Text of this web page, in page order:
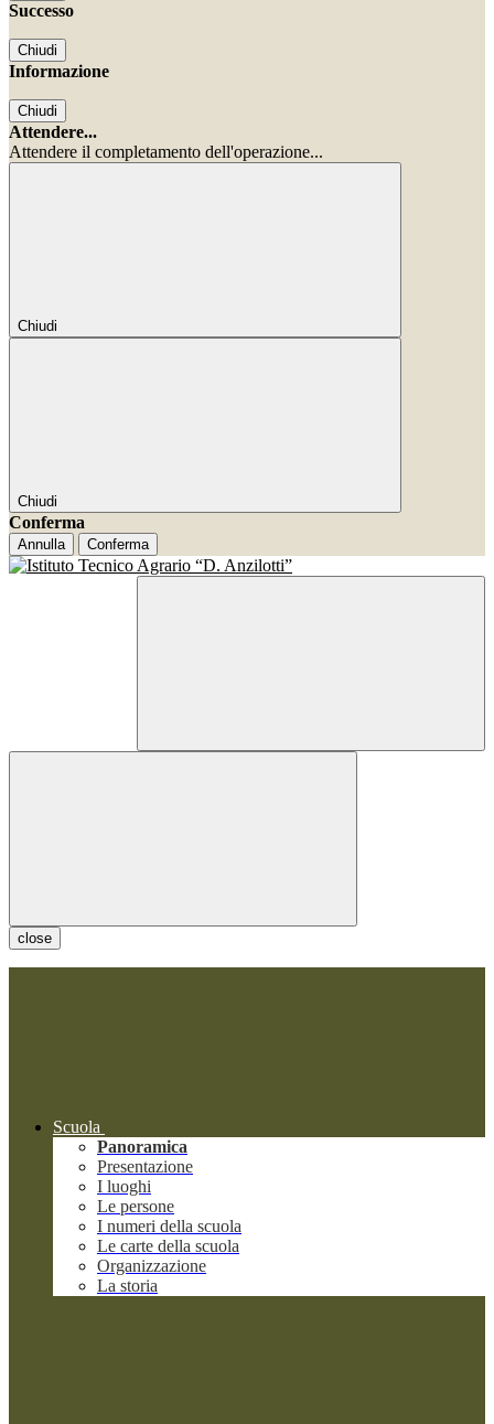
Successo
Chiudi
Informazione
Chiudi
Attendere...
Attendere il completamento dell'operazione...
Chiudi
Chiudi
Conferma
Annulla Conferma
close
Scuola
Panoramica
Presentazione
I luoghi
Le persone
I numeri della scuola
Le carte della scuola
Organizzazione
La storia